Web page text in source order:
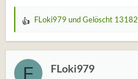
W
r
t
u
FLoki979 undGelöscht
F FLoki979